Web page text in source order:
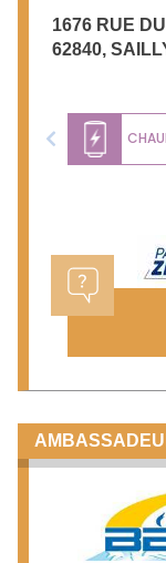
1676 RUE
62840,
Previous